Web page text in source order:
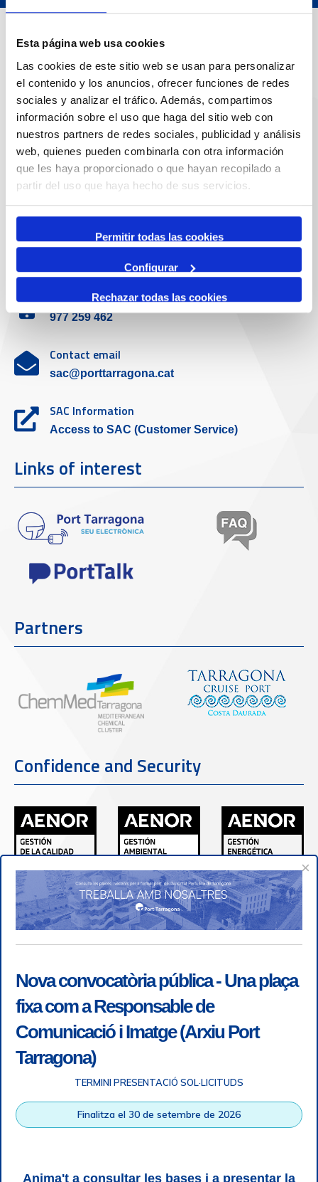
Esta página web usa cookies
Las cookies de este sitio web se usan para personalizar
el contenido y los anuncios, ofrecer funciones de redes
sociales y analizar el tráfico. Además, compartimos
información sobre el uso que haga del sitio web con
nuestros partners de redes sociales, publicidad y análisis
web, quienes pueden combinarla con otra información
que les haya proporcionado o que hayan recopilado a
partir del uso que haya hecho de sus servicios.
Permitir todas las cookies
Configurar
Rechazar todas las cookies
Contact
Adreça
Passeig de l'Escullera s/n, 43004 Tarragona
Contact number
977 259 400
Emergency
Customer service
Contact phone
977 259 462
Contact email
sac@porttarragona.cat
SAC Information
Access to SAC (Customer Service)
Links of interest
Partners
Confidence and Security
Accessibility Legal note | + info RGPD |Information of
×
Nova convocatòria pública - Una plaça
fixa com a Responsable de
Comunicació i Imatge (Arxiu Port
Tarragona)
TERMINI PRESENTACIÓ SOL·LICITUDS
Finalitza el 30 de setembre de 2026
Anima't a consultar les bases i a presentar la